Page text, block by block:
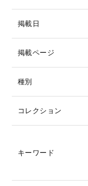
掲載日
掲載ページ
種別
コレクション
キーワード